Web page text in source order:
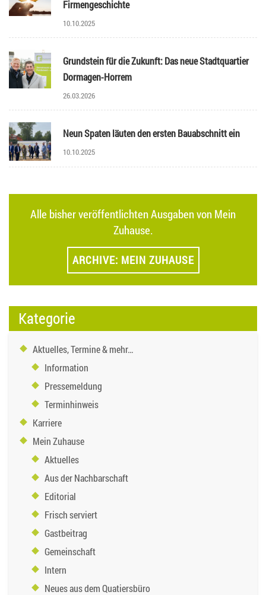
Firmengeschichte
10.10.2025
Grundstein für die Zukunft: Das neue Stadtquartier
Dormagen-Horrem
26.03.2026
Neun Spaten läuten den ersten Bauabschnitt ein
10.10.2025
Alle bisher veröffentlichten Ausgaben von Mein
Zuhause.
ARCHIVE: MEIN ZUHAUSE
Kategorie
Aktuelles, Termine & mehr…
Information
Pressemeldung
Terminhinweis
Karriere
Mein Zuhause
Aktuelles
Aus der Nachbarschaft
Editorial
Frisch serviert
Gastbeitrag
Gemeinschaft
Intern
Neues aus dem Quatiersbüro